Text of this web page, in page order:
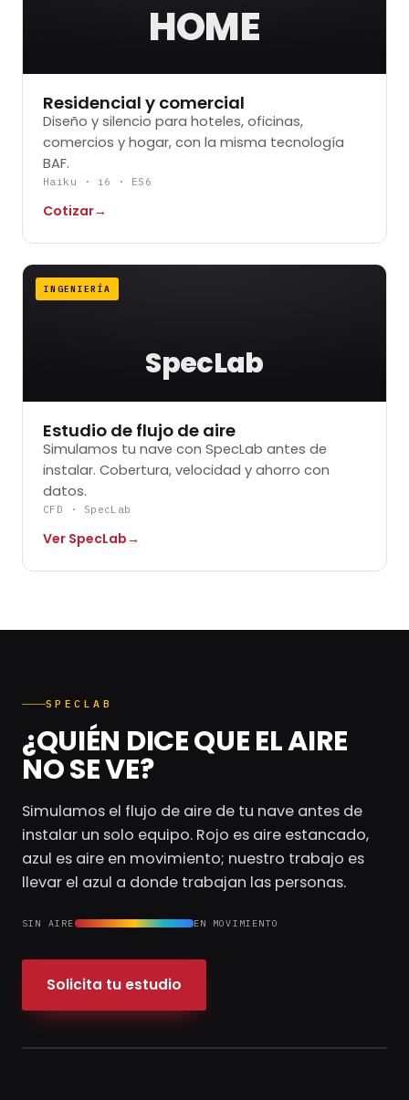
HOME
Residencial y comercial
Diseño y silencio para hoteles, oficinas,
comercios y hogar, con la misma tecnología
BAF.
Haiku · i6 · ES6
Cotizar→
INGENIERÍA
SpecLab
Estudio de flujo de aire
Simulamos tu nave con SpecLab antes de
instalar. Cobertura, velocidad y ahorro con
datos.
CFD · SpecLab
Ver SpecLab→
SPECLAB
¿QUIÉN DICE QUE EL AIRE
NO SE VE?
Simulamos el flujo de aire de tu nave antes de
instalar un solo equipo. Rojo es aire estancado,
azul es aire en movimiento; nuestro trabajo es
llevar el azul a donde trabajan las personas.
SIN AIRE EN MOVIMIENTO
Solicita tu estudio